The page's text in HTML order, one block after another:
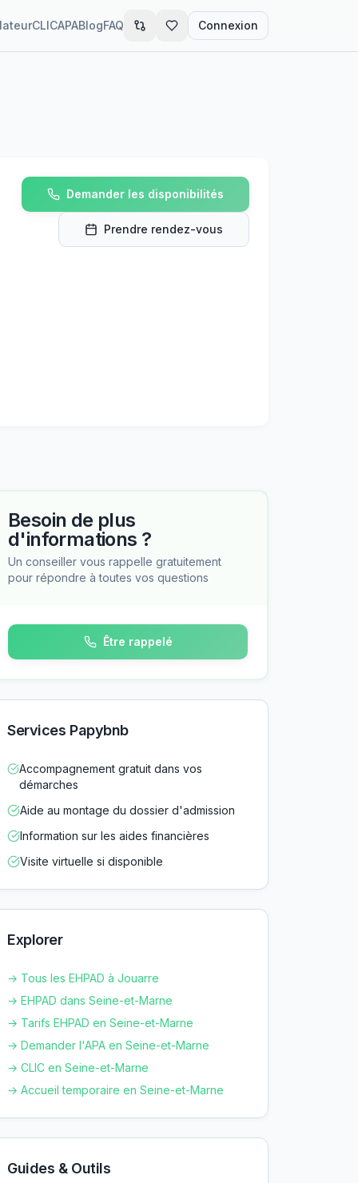
CLICAPABlogFAQ Connexion
Demander les disponibilités
Prendre rendez-vous
Besoin de plus
d'informations ?
Un conseiller vous rappelle gratuitement
pour répondre à toutes vos questions
Être rappelé
Services Papybnb
Accompagnement gratuit dans vos
démarches
Aide au montage du dossier d'admission
Information sur les aides financières
Visite virtuelle si disponible
Explorer
→ Tous les EHPAD à Jouarre
→ EHPAD dans Seine-et-Marne
→ Tarifs EHPAD en Seine-et-Marne
→ Demander l'APA en Seine-et-Marne
→ CLIC en Seine-et-Marne
→ Accueil temporaire en Seine-et-Marne
Guides & Outils